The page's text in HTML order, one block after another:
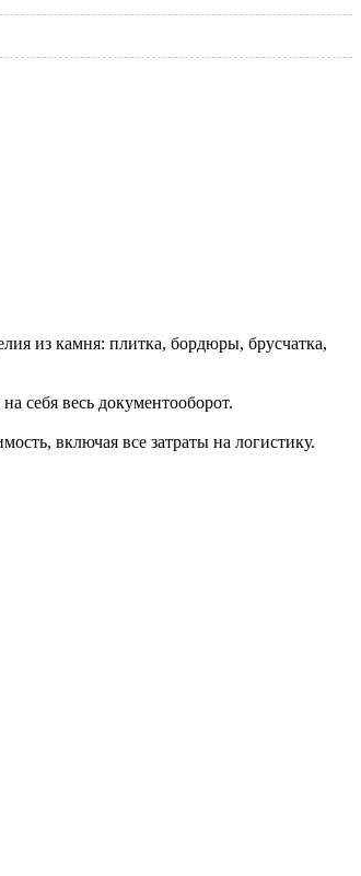
из камня: плитка, бордюры, брусчатка,
себя весь документооборот.
включая все затраты на логистику.